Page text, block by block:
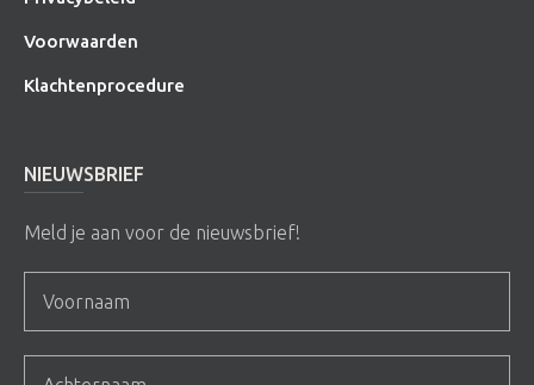
Voorwaarden
Klachtenprocedure
NIEUWSBRIEF
Meld je aan voor de nieuwsbrief!